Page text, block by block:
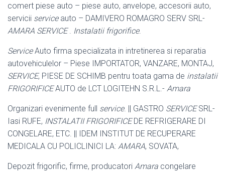
comert piese auto – piese auto, anvelope, accesorii auto,
servicii serviceauto – DAMIVERO ROMAGRO SERV SRL-
AMARA SERVICE. Instalatii frigorifice.
ServiceAuto firma specializata in intretinerea si reparatia
autovehiculelor – Piese IMPORTATOR, VANZARE, MONTAJ,
SERVICE, PIESE DE SCHIMB pentru toata gama de instalatii
FRIGORIFICEAUTO de LCT LOGITEHN S.R.L.- Amara
Organizari evenimente full service. || GASTRO SERVICESRL-
Iasi RUFE, INSTALATII FRIGORIFICEDE REFRIGERARE DI
CONGELARE, ETC. || IDEM INSTITUT DE RECUPERARE
MEDICALA CU POLICLINICI LA: AMARA, SOVATA,
Depozit frigorific, firme, producatori Amara congelare